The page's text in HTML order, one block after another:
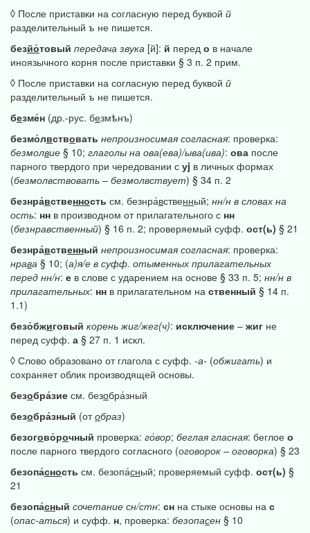
◊ После приставки на согласную перед буквой й
разделительный ъ не пишется.
безйо́товый передача звука [й]: й перед о в начале
иноязычного корня после приставки § 3 п. 2 прим.
◊ После приставки на согласную перед буквой й
разделительный ъ не пишется.
безме́н (др.-рус. безмѣнъ)
безмо́лвствовать непроизносимая согласная: проверка:
безмолвие § 10; глаголы на ова(ева)/ыва(ива): ова после
парного твердого при чередовании с уj в личных формах
(безмолвствовать – безмолвствует) § 34 п. 2
безнра́вственность см. безнра́вственный; нн/н в словах на
ость: нн в производном от прилагательного с нн
(безнравственный) § 16 п. 2; проверяемый суфф. ост(ь) § 21
безнра́вственный непроизносимая согласная: проверка:
нрава § 10; (а)я/е в суфф. отыменных прилагательных
перед нн/н: е в слове с ударением на основе § 33 п. 5; нн/н в
прилагательных: нн в прилагательном на ственный § 14 п.
1.1)
безо́бжиговый корень жиг/жег(ч): исключение – жиг не
перед суфф. а § 27 п. 1 искл.
◊ Слово образовано от глагола с суфф. -а- (обжигать) и
сохраняет облик производящей основы.
безобра́зие см. безобра́зный
безобра́зный (отобраз)
безогово́рочный проверка: го́вор; беглая гласная: беглое о
после парного твердого согласного (оговорок – оговорка) § 23
безопа́сность см. безопа́сный; проверяемый суфф. ост(ь) §
21
безопа́сный сочетание сн/стн: сн на стыке основы на с
(опас-аться) и суфф. н, проверка: безопасен § 10